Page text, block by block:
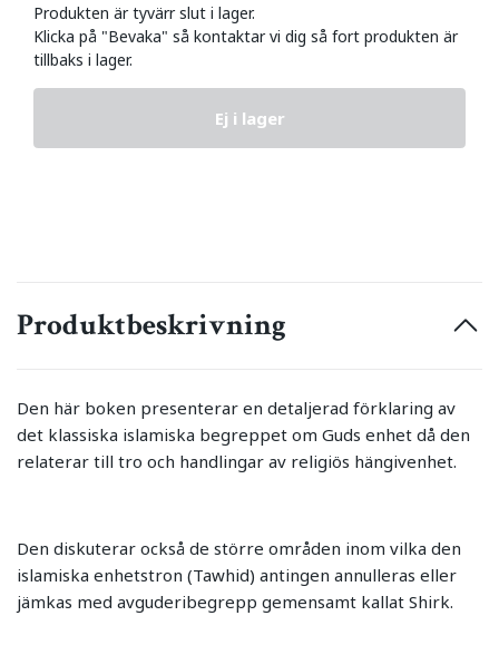
Produkten är tyvärr slut i lager.
Klicka på "Bevaka" så kontaktar vi dig så fort produkten är
tillbaks i lager.
Ej i lager
Produktbeskrivning
Den här boken presenterar en detaljerad förklaring av
det klassiska islamiska begreppet om Guds enhet då den
relaterar till tro och handlingar av religiös hängivenhet.
Den diskuterar också de större områden inom vilka den
islamiska enhetstron (Tawhid) antingen annulleras eller
jämkas med avguderibegrepp gemensamt kallat Shirk.